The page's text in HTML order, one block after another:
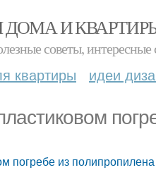
ДОМА И
советы, интересные
квартиры идеи
погребе из полипропилена